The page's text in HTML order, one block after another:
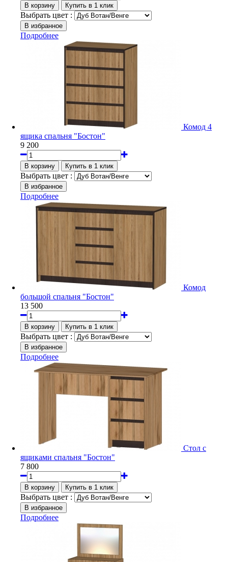
Выбрать цвет :
Подробнее
Комод 4
ящика спальня "Бостон"
9 200
Выбрать цвет :
Подробнее
Комод
большой спальня "Бостон"
13 500
Выбрать цвет :
Подробнее
Стол с
ящиками спальня "Бостон"
7 800
Выбрать цвет :
Подробнее